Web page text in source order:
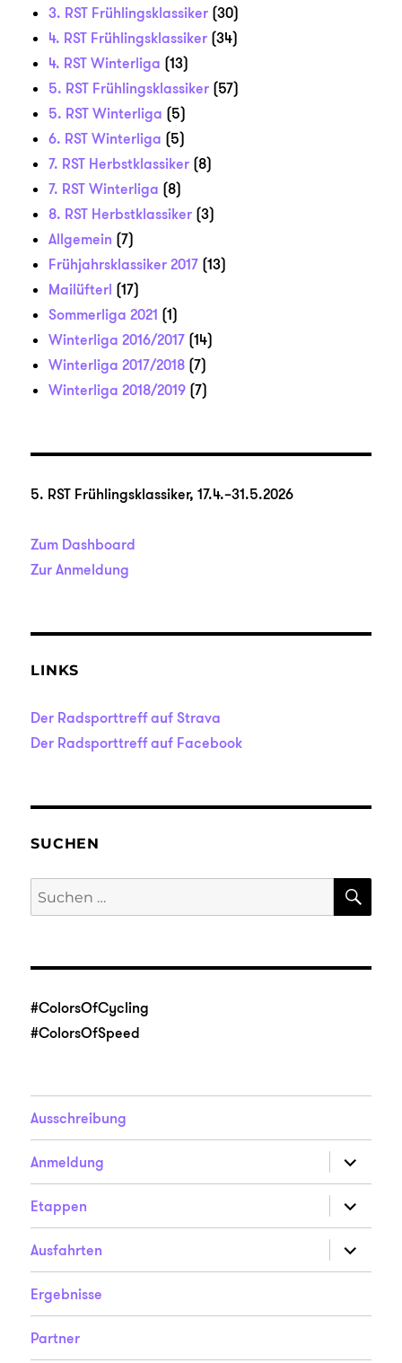
3. RST Frühlingsklassiker (30)
4. RST Frühlingsklassiker (34)
4. RST Winterliga (13)
5. RST Frühlingsklassiker (57)
5. RST Winterliga (5)
6. RST Winterliga (5)
7. RST Herbstklassiker (8)
7. RST Winterliga (8)
8. RST Herbstklassiker (3)
Allgemein (7)
Frühjahrsklassiker 2017 (13)
Mailüfterl (17)
Sommerliga 2021 (1)
Winterliga 2016/2017 (14)
Winterliga 2017/2018 (7)
Winterliga 2018/2019 (7)
5. RST Frühlingsklassiker, 17.4.–31.5.2026
Zum Dashboard
Zur Anmeldung
LINKS
Der Radsporttreff auf Strava
Der Radsporttreff auf Facebook
SUCHEN
Suche
nach:
#ColorsOfCycling
#ColorsOfSpeed
Ausschreibung
Anmeldung
anzeigen
Etappen
anzeigen
Ausfahrten
anzeigen
Ergebnisse
Partner